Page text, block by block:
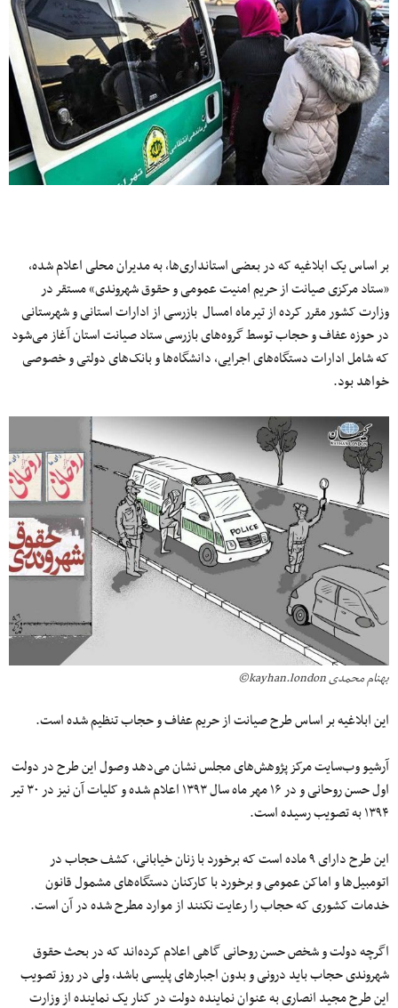
بر اساس یک ابلاغیه که در بعضی استانداری‌ها، به مدیران محلی اعلام شده،
«ستاد مرکزی صیانت از حریم امنیت عمومی و حقوق شهروندی» مستقر در
وزارت کشور مقرر کرده از تیرماه امسال بازرسی از ادارات استانی و شهرستانی
در حوزه عفاف و حجاب توسط گروه‌های بازرسی ستاد صیانت استان آغاز می‌شود
که شامل ادارات دستگاه‌های اجرایی، دانشگاه‌ها و بانک‌های دولتی و خصوصی
خواهد بود.
بهنام محمدی kayhan.london©
این ابلاغیه بر اساس طرح صیانت از حریم عفاف و حجاب تنظیم شده است.
آرشیو وب‌‏سایت مرکز پژوهش‌های مجلس نشان می‌دهد وصول این طرح در دولت
اول حسن روحانی و در ۱۶ مهر ماه سال ۱۳۹۳ اعلام شده و کلیات آن نیز در ۳۰ تیر
۱۳۹۴ به تصویب رسیده است.
این طرح دارای ۹ ماده است که برخورد با زنان خیابانی، کشف حجاب در
اتومبیل‌ها و اماکن عمومی و برخورد با کارکنان دستگاه‌های مشمول قانون
خدمات کشوری که حجاب را رعایت نکنند از موارد مطرح شده در آن است.
اگرچه دولت و شخص حسن روحانی گاهی اعلام کرده‌اند که در بحث حقوق
شهروندی حجاب باید درونی و بدون اجبارهای پلیسی باشد، ولی در روز تصویب
این طرح مجید انصاری به عنوان نماینده دولت در کنار یک نماینده از وزارت